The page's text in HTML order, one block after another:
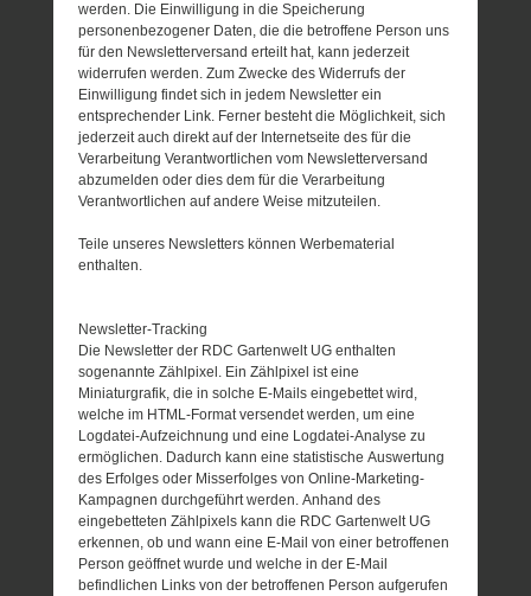
werden. Die Einwilligung in die Speicherung
personenbezogener Daten, die die betroffene Person uns
für den Newsletterversand erteilt hat, kann jederzeit
widerrufen werden. Zum Zwecke des Widerrufs der
Einwilligung findet sich in jedem Newsletter ein
entsprechender Link. Ferner besteht die Möglichkeit, sich
jederzeit auch direkt auf der Internetseite des für die
Verarbeitung Verantwortlichen vom Newsletterversand
abzumelden oder dies dem für die Verarbeitung
Verantwortlichen auf andere Weise mitzuteilen.
Teile unseres Newsletters können Werbematerial
enthalten.
Newsletter-Tracking
Die Newsletter der RDC Gartenwelt UG enthalten
sogenannte Zählpixel. Ein Zählpixel ist eine
Miniaturgrafik, die in solche E-Mails eingebettet wird,
welche im HTML-Format versendet werden, um eine
Logdatei-Aufzeichnung und eine Logdatei-Analyse zu
ermöglichen. Dadurch kann eine statistische Auswertung
des Erfolges oder Misserfolges von Online-Marketing-
Kampagnen durchgeführt werden. Anhand des
eingebetteten Zählpixels kann die RDC Gartenwelt UG
erkennen, ob und wann eine E-Mail von einer betroffenen
Person geöffnet wurde und welche in der E-Mail
befindlichen Links von der betroffenen Person aufgerufen